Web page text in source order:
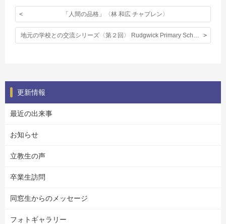
「人間の品格」〈林 和広 チャプレン〉
更新情報
最近の出来事
お知らせ
立教生の声
卒業生訪問
同窓生からのメッセージ
フォトギャラリー